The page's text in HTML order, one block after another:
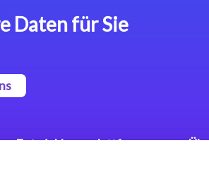
Daten für Sie
Entwicklungsplattform